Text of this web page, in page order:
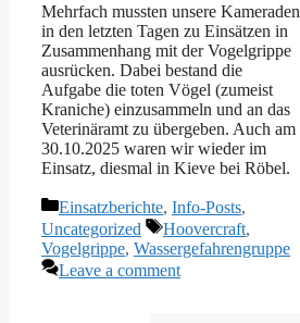
Mehrfach mussten unsere Kameraden
in den letzten Tagen zu Einsätzen in
Zusammenhang mit der Vogelgrippe
ausrücken. Dabei bestand die
Aufgabe die toten Vögel (zumeist
Kraniche) einzusammeln und an das
Veterinäramt zu übergeben. Auch am
30.10.2025 waren wir wieder im
Einsatz, diesmal in Kieve bei Röbel.
Categories
Einsatzberichte, Info-Posts,
Uncategorized
Tags
Hoovercraft,
Vogelgrippe, Wassergefahrengruppe
Leave a comment